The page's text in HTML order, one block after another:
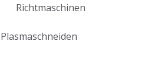
Richtmaschinen
Plasmaschneiden